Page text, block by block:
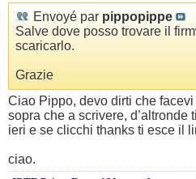
Envoyé par pippopippe
Salve dove posso trovare il
scaricarlo.
Grazie
Ciao Pippo, devo dirti che
sopra che a scrivere, d’altronde
ieri e se clicchi thanks ti esce il
ciao.